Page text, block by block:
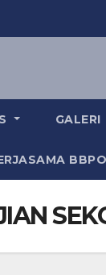
GALERI